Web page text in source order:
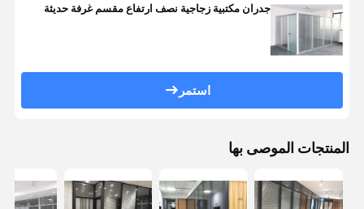
جدران مكتبية زجاجية نصف ارتفاع مقسم غرفة حديثة
استمر
المنتجات الموصى بها